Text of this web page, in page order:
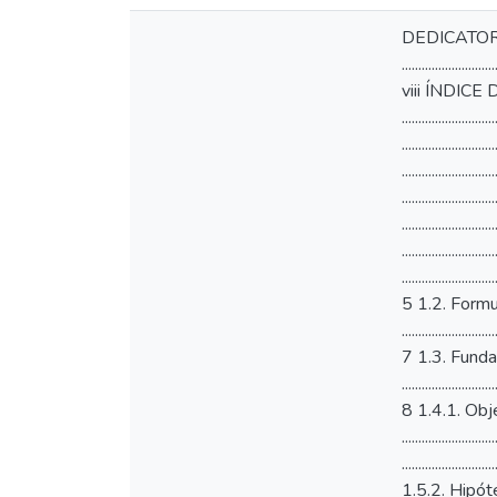
DEDICATORIA ....................................................................................................................... vi AGRADECIMIENTOS ........................................................................................................... vii ÍNDICE ................................................................................................................................... viii ÍNDICE DE TABLAS ............................................................................................................ xiv ÍNDICE DE FIGURA ............................................................................................................. xvi RESUMEN ................................................................................................................................. 1 ABSTRACT ............................................................................................................................... 2 CHINTI ...................................................................................................................................... 3 INTRODUCCIÓN ..................................................................................................................... 4 CAPÍTULO I